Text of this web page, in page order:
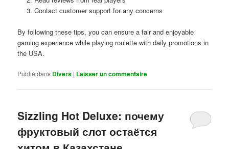
Contact customer support for any concerns
By following these tips, you can ensure a fair and enjoyable
gaming experience while playing roulette with daily promotions in
the USA.
Publié dans Divers | Laisser un commentaire
Sizzling Hot Deluxe: почему
фруктовый слот остаётся